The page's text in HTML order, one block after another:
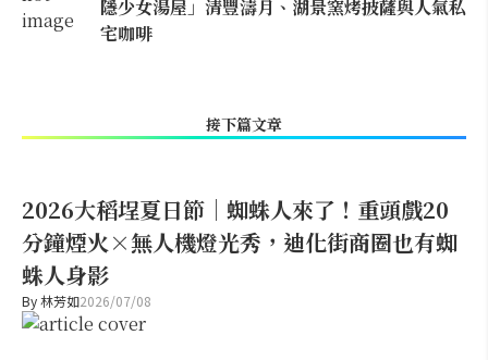
隱少女湯屋」清豐濤月、湖景窯烤披薩與人氣私
宅咖啡
接下篇文章
2026大稻埕夏日節｜蜘蛛人來了！重頭戲20
分鐘煙火×無人機燈光秀，迪化街商圈也有蜘
蛛人身影
By林芳如2026/07/08